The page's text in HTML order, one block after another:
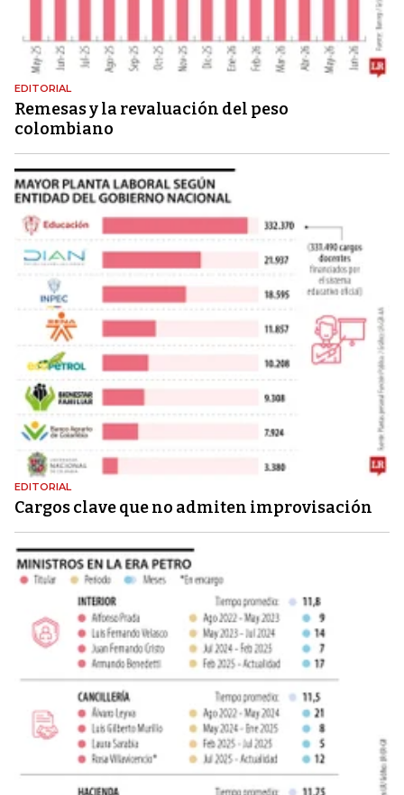
EDITORIAL
Remesas y la revaluación del peso
colombiano
EDITORIAL
Cargos clave que no admiten improvisación